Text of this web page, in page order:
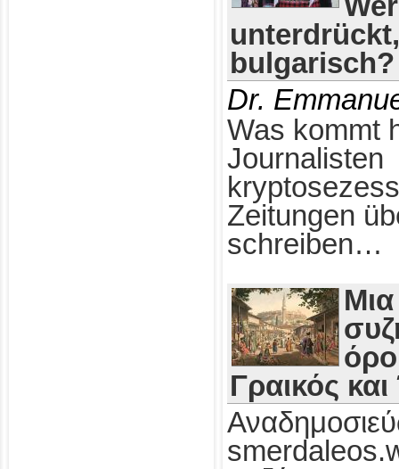
bulgarisch?
Dr.
Was kommt
Journalisten
Zeitungen
schreiben…
Μια
Γραικός